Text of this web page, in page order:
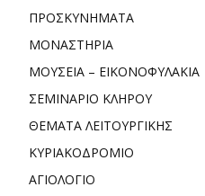
ΠΡΟΣΚΥΝΗΜΑΤΑ
ΜΟΝΑΣΤΗΡΙΑ
ΜΟΥΣΕΙΑ – ΕΙΚΟΝΟΦΥΛΑΚΙΑ
ΣΕΜΙΝΑΡΙΟ ΚΛΗΡΟΥ
ΘΕΜΑΤΑ ΛΕΙΤΟΥΡΓΙΚΗΣ
ΚΥΡΙΑΚΟΔΡΟΜΙΟ
ΑΓΙΟΛΟΓΙΟ